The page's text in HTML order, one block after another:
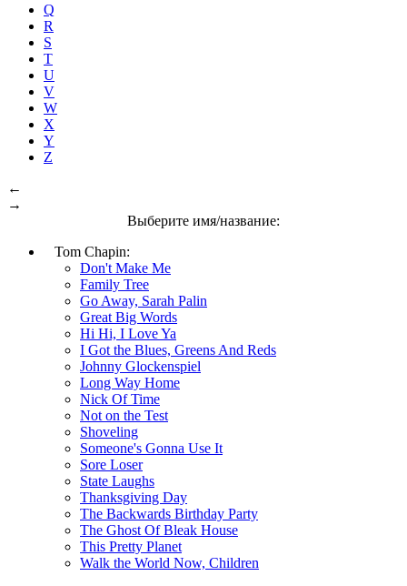
Q
R
S
T
U
V
W
X
Y
Z
←
→
Выберите имя/название:
Tom Chapin:
Don't Make Me
Family Tree
Go Away, Sarah Palin
Great Big Words
Hi Hi, I Love Ya
I Got the Blues, Greens And Reds
Johnny Glockenspiel
Long Way Home
Nick Of Time
Not on the Test
Shoveling
Someone's Gonna Use It
Sore Loser
State Laughs
Thanksgiving Day
The Backwards Birthday Party
The Ghost Of Bleak House
This Pretty Planet
Walk the World Now, Children